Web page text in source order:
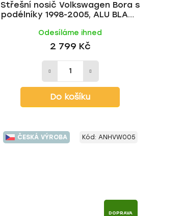
Střešní nosič Volkswagen Bora s
podélníky 1998-2005, ALU BLACK
Odesíláme ihned
2 799 Kč
Do košíku
ČESKÁ VÝROBA
DOPRAVA
Kód: ANHVW005